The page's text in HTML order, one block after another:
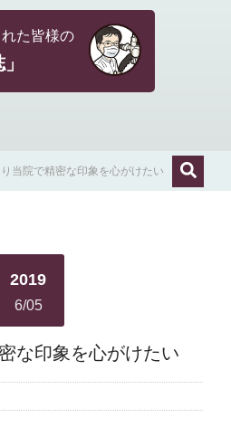
た皆様の
当院で精密な印象を心がけたい
2019
6/05
な印象を心がけたい